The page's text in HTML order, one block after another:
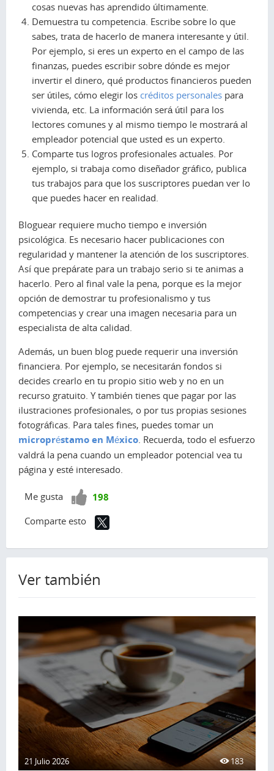
cosas nuevas has aprendido últimamente.
Demuestra tu competencia. Escribe sobre lo que
sabes, trata de hacerlo de manera interesante y útil.
Por ejemplo, si eres un experto en el campo de las
finanzas, puedes escribir sobre dónde es mejor
invertir el dinero, qué productos financieros pueden
ser útiles, cómo elegir los créditos personales para
vivienda, etc. La información será útil para los
lectores comunes y al mismo tiempo le mostrará al
empleador potencial que usted es un experto.
Comparte tus logros profesionales actuales. Por
ejemplo, si trabaja como diseñador gráfico, publica
tus trabajos para que los suscriptores puedan ver lo
que puedes hacer en realidad.
Bloguear requiere mucho tiempo e inversión
psicológica. Es necesario hacer publicaciones con
regularidad y mantener la atención de los suscriptores.
Así que prepárate para un trabajo serio si te animas a
hacerlo. Pero al final vale la pena, porque es la mejor
opción de demostrar tu profesionalismo y tus
competencias y crear una imagen necesaria para un
especialista de alta calidad.
Además, un buen blog puede requerir una inversión
financiera. Por ejemplo, se necesitarán fondos si
decides crearlo en tu propio sitio web y no en un
recurso gratuito. Y también tienes que pagar por las
ilustraciones profesionales, o por tus propias sesiones
fotográficas. Para tales fines, puedes tomar un
micropréstamo en México . Recuerda, todo el esfuerzo
valdrá la pena cuando un empleador potencial vea tu
página y esté interesado.
Me gusta
¡Vota198
Comparte esto
Ver también
21 Julio 2026 183